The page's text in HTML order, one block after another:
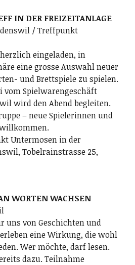
IN DER FREIZEITANLAGE
/ Treffpunkt
eingeladen, in
eine grosse Auswahl neuer
und Brettspiele zu spielen.
vom Spielwarengeschäft
wird den Abend begleiten.
– neue Spielerinnen und
Untermosen in der
Tobelrainstrasse 25,
WORTEN WACHSEN
uns von Geschichten und
eine Wirkung, die wohl
Wer möchte, darf lesen.
dazu. Teilnahme